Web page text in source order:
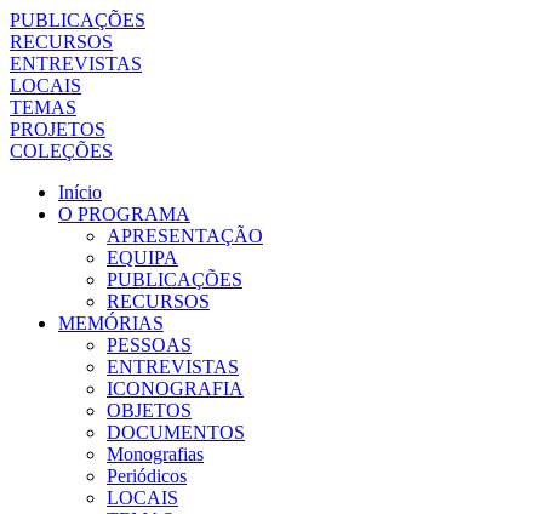
PUBLICAÇÕES
RECURSOS
ENTREVISTAS
LOCAIS
TEMAS
PROJETOS
COLEÇÕES
Início
O PROGRAMA
APRESENTAÇÃO
EQUIPA
PUBLICAÇÕES
RECURSOS
MEMÓRIAS
PESSOAS
ENTREVISTAS
ICONOGRAFIA
OBJETOS
DOCUMENTOS
Monografias
Periódicos
LOCAIS